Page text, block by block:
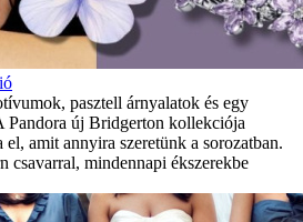
pasztell árnyalatok és egy
Pandora új Bridgerton kollekciója
amit annyira szeretünk a sorozatban.
csavarral, mindennapi ékszerekbe